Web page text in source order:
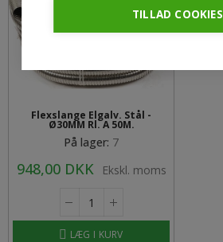
Flexslange Elgalv. Stål -
Ø30MM Rl. A 50M.
På lager: 7
948,00 DKK Ekskl. moms
LÆG I KURV
TILLAD COOKIES